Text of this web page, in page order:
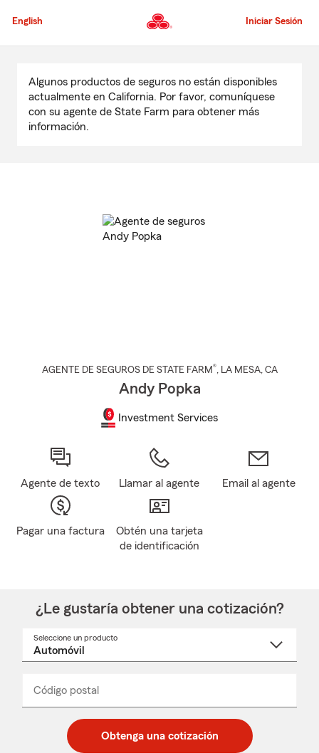
al
principal
English Iniciar Sesión
contenido
principal
Algunos productos de seguros no están disponibles
actualmente en California. Por favor, comuníquese
con su agente de State Farm para obtener más
información.
AGENTE DE SEGUROS DE STATE FARM®, LA MESA, CA
Andy Popka
Investment Services
Agente de texto Llamar al agente Email al agente
Pagar una factura
Obtén una tarjeta
de identificación
¿Le gustaría obtener una cotización?
Seleccione un producto
desplegable
Código postal
de
de
_____
Obtenga una cotización